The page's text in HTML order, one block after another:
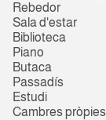
Rebedor
Sala d'estar
Biblioteca
Piano
Butaca
Passadís
Estudi
Cambres pròpies